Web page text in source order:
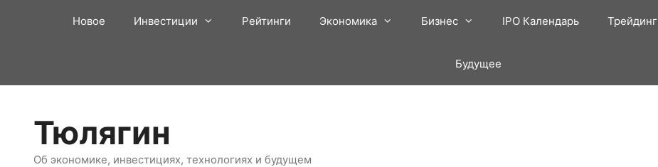
Новое Инвестиции Рейтинги Экономика Бизнес IPO Календарь Трейдинг
Будущее
Тюлягин
Об экономике, инвестициях, технологиях и будущем